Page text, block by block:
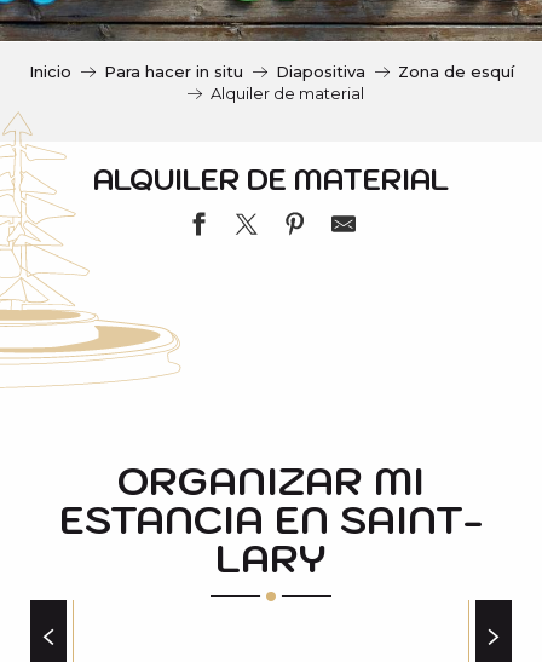
i
l
Inicio Para hacer in situ Diapositiva
Zona de esquí
Alquiler de material
ALQUILER DE MATERIAL
LOC AVENTURE SPORT 2000
ACA INTERSPORT-VIELLE AURE
SKIMIUM SARRAT SPORT SAINT-LARY 1700
ACA INTERSPORT SAINT LARY 1700-SORTIE
SKIMIUM SARRAT SPORT SAINT-LARY VILLAGE
EKOSPORT ( SKIPLUS )
ORGANIZAR MI
ESTANCIA EN SAINT-
LARY